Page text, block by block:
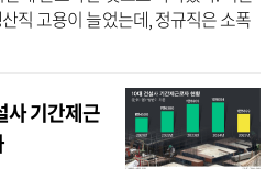
직 고용이 늘었는데, 정규직은 소폭
적으로 증가했다. 1일 기업데이터
사 기간제근